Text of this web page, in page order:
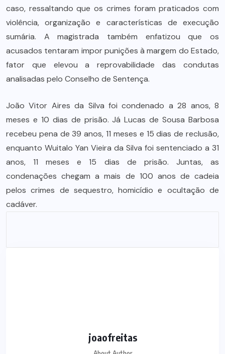
caso, ressaltando que os crimes foram praticados com
violência, organização e características de execução
sumária. A magistrada também enfatizou que os
acusados tentaram impor punições à margem do Estado,
fator que elevou a reprovabilidade das condutas
analisadas pelo Conselho de Sentença.
João Vitor Aires da Silva foi condenado a 28 anos, 8
meses e 10 dias de prisão. Já Lucas de Sousa Barbosa
recebeu pena de 39 anos, 11 meses e 15 dias de reclusão,
enquanto Wuitalo Yan Vieira da Silva foi sentenciado a 31
anos, 11 meses e 15 dias de prisão. Juntas, as
condenações chegam a mais de 100 anos de cadeia
pelos crimes de sequestro, homicídio e ocultação de
cadáver.
joaofreitas